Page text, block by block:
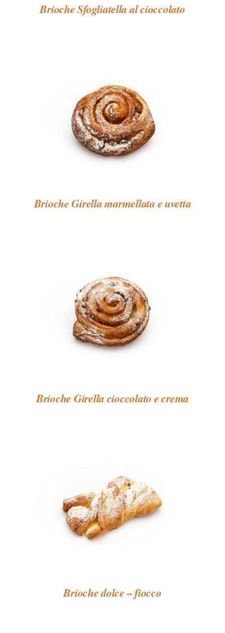
Brioche Sfogliatella al cioccolato
Brioche Girella marmellata e uvetta
Brioche Girella cioccolato e crema
Brioche dolce – fiocco